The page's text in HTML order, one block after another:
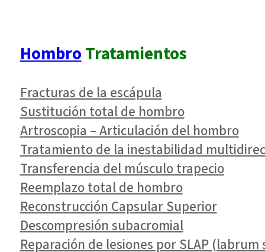
HombroTratamientos
Fracturas de la escápula
Sustitución total de hombro
Artroscopia – Articulación del hombro
Tratamiento de la inestabilidad
Transferencia del músculo trapecio
Reemplazo total de hombro
Reconstrucción Capsular Superior
Descompresión subacromial
Reparación de lesiones por SLAP